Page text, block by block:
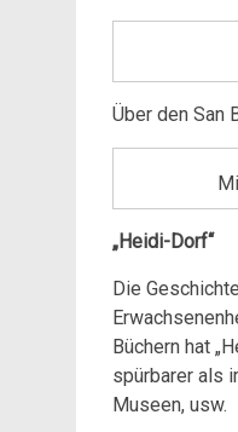
Über den San
„Heidi-Dorf“
Die
Büchern hat
spürbarer als
Museen, usw.